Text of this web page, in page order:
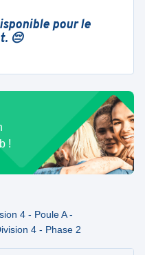
pour le
😔
!
4 - Poule A -
4 - Phase 2